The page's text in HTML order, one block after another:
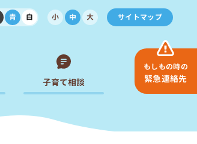
青 白 小 中 大 サイトマップ
子育て相談
もしもの時の
緊急連絡先